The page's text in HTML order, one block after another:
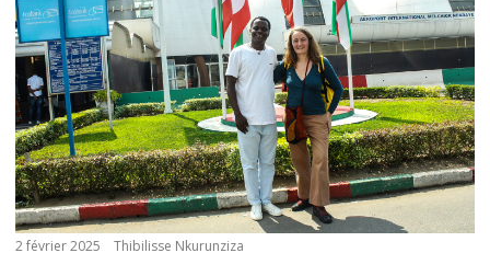
2 février 2025 Thibilisse Nkurunziza